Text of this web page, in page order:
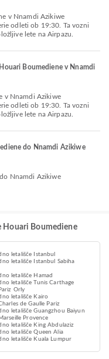
odleti ob 19:30. Ta vozni
lete na Airpazu.
Boumediene v Nnamdi
odleti ob 19:30. Ta vozni
lete na Airpazu.
do Nnamdi Azikiwe
Houari Boumediene
letališče Istanbul
letališče Istanbul Sabiha
letališče Hamad
letališče Tunis Carthage
Orly
letališče Kairo
de Gaulle Pariz
letališče Guangzhou Baiyun
Provence
letališče King Abdulaziz
letališče Queen Alia
letališče Kuala Lumpur